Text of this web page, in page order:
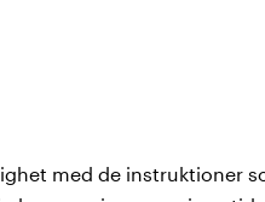
med de instruktioner